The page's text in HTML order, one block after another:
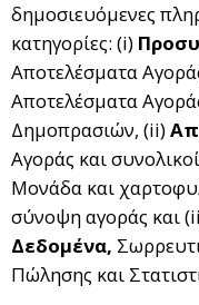
δημοσιευόμενες
κατηγορίες: (i)
Αποτελέσματα
Αποτελέσματα
Δημοπρασιών, (ii)
Αγοράς και
Μονάδα και
σύνοψη αγοράς και
Δεδομένα,
Πώλησης και